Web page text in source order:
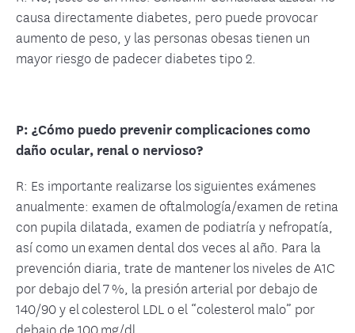
causa directamente diabetes, pero puede provocar
aumento de peso, y las personas obesas tienen un
mayor riesgo de padecer diabetes tipo 2.
P: ¿Cómo puedo prevenir complicaciones como
daño ocular, renal o nervioso?
R: Es importante realizarse los siguientes exámenes
anualmente: examen de oftalmología/examen de retina
con pupila dilatada, examen de podiatría y nefropatía,
así como un examen dental dos veces al año. Para la
prevención diaria, trate de mantener los niveles de A1C
por debajo del 7 %, la presión arterial por debajo de
140/90 y el colesterol LDL o el “colesterol malo” por
debajo de 100 mg/dl.